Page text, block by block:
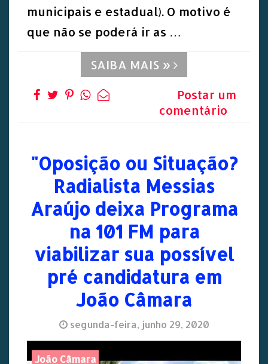
municipais e estadual). O motivo é
que não se poderá ir as …
SAIBA MAIS »
Postar um
comentário
"Oposição ou Situação?
Radialista Messias
Araújo deixa Programa
na 101 FM para
viabilizar sua possível
pré candidatura em
João Câmara
segunda-feira, junho 29, 2020
João Câmara